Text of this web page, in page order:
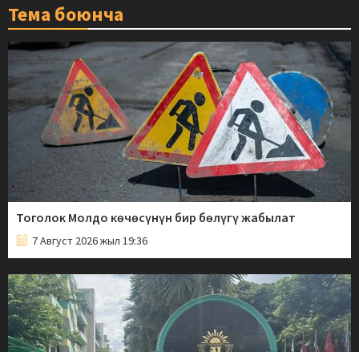
Тема боюнча
Тоголок Молдо көчөсүнүн бир бөлүгү жабылат
7 Август 2026 жыл 19:36